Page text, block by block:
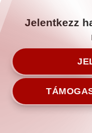
Jelentkezz